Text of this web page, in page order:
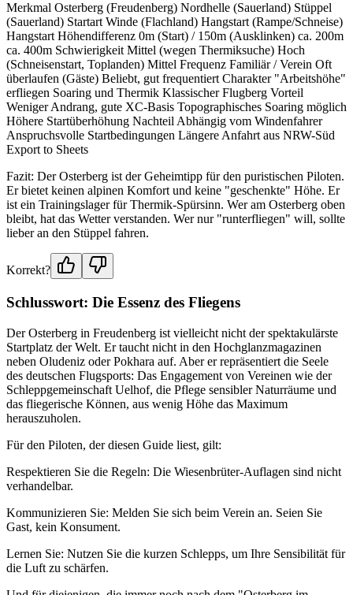
Merkmal Osterberg (Freudenberg) Nordhelle (Sauerland) Stüppel
(Sauerland) Startart Winde (Flachland) Hangstart (Rampe/Schneise)
Hangstart Höhendifferenz 0m (Start) / 150m (Ausklinken) ca. 200m
ca. 400m Schwierigkeit Mittel (wegen Thermiksuche) Hoch
(Schneisenstart, Toplanden) Mittel Frequenz Familiär / Verein Oft
überlaufen (Gäste) Beliebt, gut frequentiert Charakter "Arbeitshöhe"
erfliegen Soaring und Thermik Klassischer Flugberg Vorteil
Weniger Andrang, gute XC-Basis Topographisches Soaring möglich
Höhere Startüberhöhung Nachteil Abhängig vom Windenfahrer
Anspruchsvolle Startbedingungen Längere Anfahrt aus NRW-Süd
Export to Sheets
Fazit: Der Osterberg ist der Geheimtipp für den puristischen Piloten.
Er bietet keinen alpinen Komfort und keine "geschenkte" Höhe. Er
ist ein Trainingslager für Thermik-Spürsinn. Wer am Osterberg oben
bleibt, hat das Wetter verstanden. Wer nur "runterfliegen" will, sollte
lieber an den Stüppel fahren.
Korrekt?
Schlusswort: Die Essenz des Fliegens
Der Osterberg in Freudenberg ist vielleicht nicht der spektakulärste
Startplatz der Welt. Er taucht nicht in den Hochglanzmagazinen
neben Oludeniz oder Pokhara auf. Aber er repräsentiert die Seele
des deutschen Flugsports: Das Engagement von Vereinen wie der
Schleppgemeinschaft Uelhof, die Pflege sensibler Naturräume und
das fliegerische Können, aus wenig Höhe das Maximum
herauszuholen.
Für den Piloten, der diesen Guide liest, gilt:
Respektieren Sie die Regeln: Die Wiesenbrüter-Auflagen sind nicht
verhandelbar.
Kommunizieren Sie: Melden Sie sich beim Verein an. Seien Sie
Gast, kein Konsument.
Lernen Sie: Nutzen Sie die kurzen Schlepps, um Ihre Sensibilität für
die Luft zu schärfen.